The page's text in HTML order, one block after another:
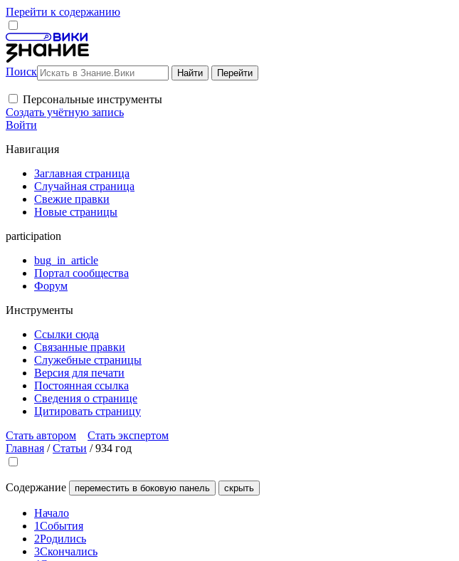
Перейти к содержанию
Поиск
Персональные инструменты
Создать учётную запись
Войти
Навигация
Заглавная страница
Случайная страница
Свежие правки
Новые страницы
participation
bug_in_article
Портал сообщества
Форум
Инструменты
Ссылки сюда
Связанные правки
Служебные страницы
Версия для печати
Постоянная ссылка
Сведения о странице
Цитировать страницу
Стать автором
Стать экспертом
Главная /Статьи /934 год
Содержание переместить в боковую панель скрыть
Начало
1События
2Родились
3Скончались